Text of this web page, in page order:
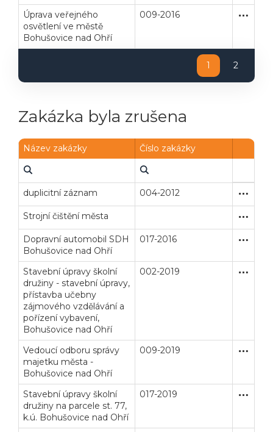
Úprava veřejného
osvětlení ve městě
Bohušovice nad Ohří
009-2016
1 2
Zakázka byla zrušena
Název zakázky Číslo zakázky
duplicitní záznam 004-2012
Strojní čištění města
Dopravní automobil SDH
Bohušovice nad Ohří
017-2016
Stavební úpravy školní
družiny - stavební úpravy,
přístavba učebny
zájmového vzdělávání a
pořízení vybavení,
Bohušovice nad Ohří
002-2019
Vedoucí odboru správy
majetku města -
Bohušovice nad Ohří
009-2019 Služby
Stavební úpravy školní
družiny na parcele st. 77,
k.ú. Bohušovice nad Ohří
017-2019
Veřejné zakázky Zadavatel
Poslat